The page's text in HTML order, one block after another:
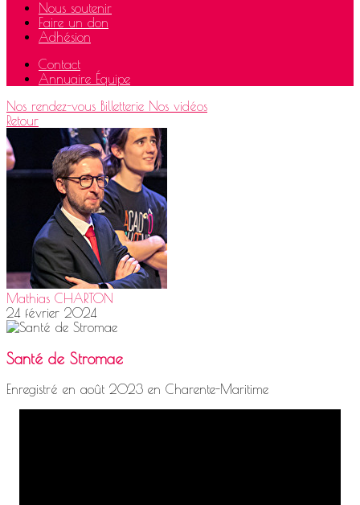
Nous soutenir
Faire un don
Adhésion
Contact
Annuaire Équipe
Nos rendez-vous Billetterie Nos vidéos
Retour
Mathias CHARTON
24 février 2024
Santé de Stromae
Enregistré en août 2023 en Charente-Maritime